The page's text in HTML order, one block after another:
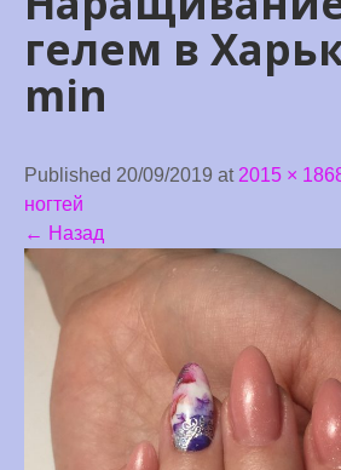
гелем в
min
Published 20/09/2019 at 2015 ×
ногтей
← Назад